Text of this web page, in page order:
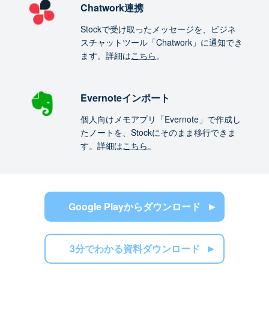
Chatwork連携
Stockで受け取ったメッセージを、ビジネ
スチャットツール「Chatwork」に通知でき
ます。詳細はこちら。
Evernoteインポート
個人向けメモアプリ「Evernote」で作成し
たノートを、Stockにそのまま移行できま
す。詳細はこちら。
Google Playからダウンロード
3分でわかる資料ダウンロード